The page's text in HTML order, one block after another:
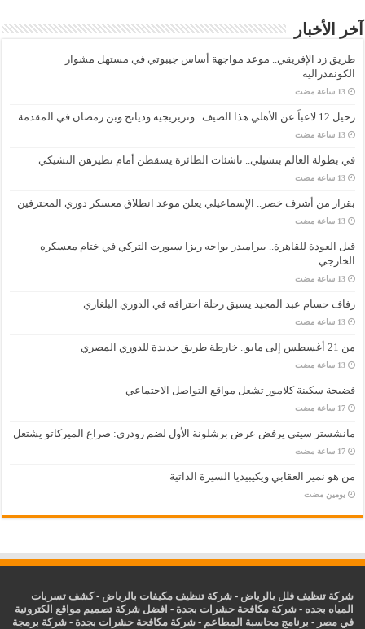
آخر الأخبار
طريق زد الإفريقي.. موعد مواجهة أساس جيبوتي في مستهل مشوار
الكونفدرالية
‏13 ساعة مضت
رحيل 12 لاعباً عن الأهلي هذا الصيف.. وتريزيجيه وديانج وبن رمضان في المقدمة
‏13 ساعة مضت
في بطولة العالم بتشيلي.. ناشئات الطائرة يسقطن أمام نظيرهن التشيكي
‏13 ساعة مضت
بقرار من أشرف خضر.. الإسماعيلي يعلن موعد انطلاق معسكر دوري المحترفين
‏13 ساعة مضت
قبل العودة للقاهرة.. بيراميدز يواجه ريزا سبورت التركي في ختام معسكره
الخارجي
‏13 ساعة مضت
زفاف حسام عبد المجيد يسبق رحلة احترافه في الدوري البلغاري
‏13 ساعة مضت
من 21 أغسطس إلى مايو.. خارطة طريق جديدة للدوري المصري
‏13 ساعة مضت
فضيحة سكينة كلامور تشعل مواقع التواصل الاجتماعي
‏17 ساعة مضت
مانشستر سيتي يرفض عرض برشلونة الأول لضم رودري: صراع الميركاتو يشتعل
‏17 ساعة مضت
من هو نمير العقابي ويكيبيديا السيرة الذاتية
‏يومين مضت
شركة تنظيف فلل بالرياض -شركة تنظيف مكيفات بالرياض -كشف تسربات
المياه بجده -شركة مكافحة حشرات بجدة - افضل شركة تصميم مواقع الكترونية
في مصر - برنامج محاسبة المطاعم -شركة مكافحة حشرات بجدة -شركة برمجة